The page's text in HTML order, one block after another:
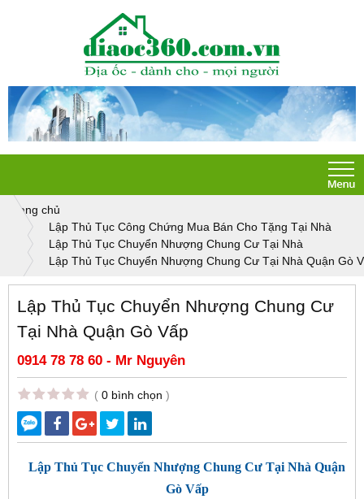
Trang chủ
Lập Thủ Tục Công Chứng Mua Bán Cho Tặng Tại Nhà
Lập Thủ Tục Chuyển Nhượng Chung Cư Tại Nhà
Lập Thủ Tục Chuyển Nhượng Chung Cư Tại Nhà Quận Gò
Lập Thủ Tục Chuyển Nhượng Chung Cư
Tại Nhà Quận Gò Vấp
0914 78 78 60 - Mr Nguyên
( 0 bình chọn )
Lập Thủ Tục Chuyển Nhượng Chung Cư Tại Nhà Quận
Gò Vấp